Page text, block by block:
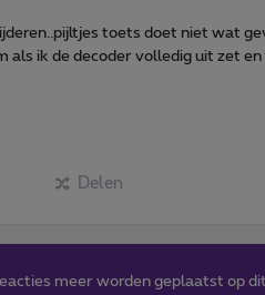
toets doet niet wat
als ik de decoder volledig uit zet
Delen
meer worden geplaatst op